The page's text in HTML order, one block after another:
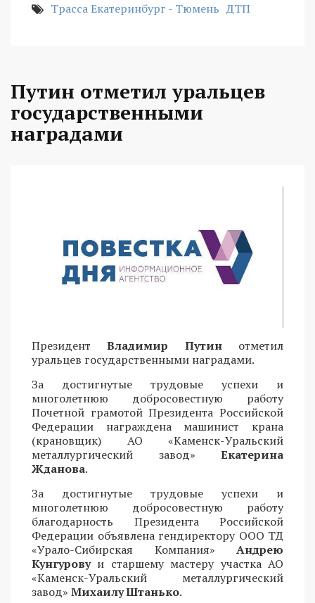
Трасса Екатеринбург - Тюмень ДТП
Путин отметил уральцев
государственными
наградами
ПрезидентВладимир Путин отметил
уральцев государственными наградами.
За достигнутые трудовые успехи и
многолетнюю добросовестную работу
Почетной грамотой Президента Российской
Федерации награждена машинист крана
(крановщик) АО «Каменск-Уральский
металлургический завод» Екатерина
Жданова.
За достигнутые трудовые успехи и
многолетнюю добросовестную работу
благодарность Президента Российской
Федерации объявлена гендиректору ООО ТД
«Урало-Сибирская Компания» Андрею
Кунгуровуи старшему мастеру участка АО
«Каменск-Уральский металлургический
завод» Михаилу Штанько.